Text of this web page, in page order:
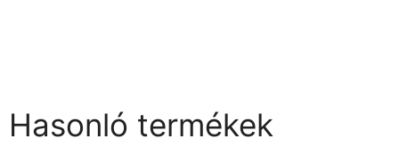
Hasonló termékek